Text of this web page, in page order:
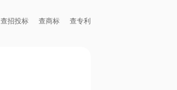
查招投标 查商标 查专利